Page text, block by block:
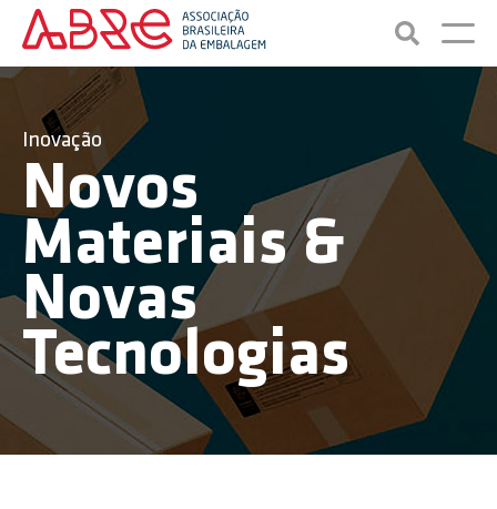
Inovação
Novos
Materiais &
Novas
Tecnologias